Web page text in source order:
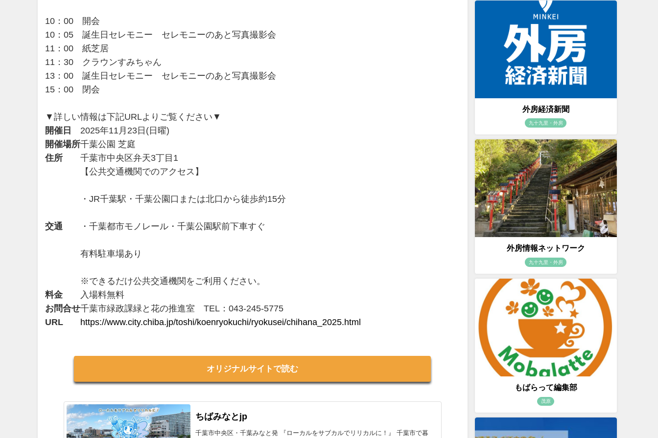
10：00 開会
10：05 誕生日セレモニー セレモニーのあと写真撮影会
11：00 紙芝居
11：30 クラウンすみちゃん
13：00 誕生日セレモニー セレモニーのあと写真撮影会
15：00 閉会
▼詳しい情報は下記URLよりご覧ください▼
開催日
2025年11月23日(日曜)
開催場所千葉公園 芝庭
住所
千葉市中央区弁天3丁目1
交通
【公共交通機関でのアクセス】
・JR千葉駅・千葉公園口または北口から徒歩約15分
・千葉都市モノレール・千葉公園駅前下車すぐ
有料駐車場あり
※できるだけ公共交通機関をご利用ください。
料金
入場料無料
お問合せ千葉市緑政課緑と花の推進室 TEL：043-245-5775
URL
https://www.city.chiba.jp/toshi/koenryokuchi/ryokusei/chihana_2025.html
オリジナルサイトで読む
ちばみなとjp
千葉市中央区・千葉みなと発 『ローカルをサブカルでリリカルに！』 千葉市で暮
外房経済新聞
九十九里・外房
外房情報ネットワーク
九十九里・外房
もばらって編集部
茂原